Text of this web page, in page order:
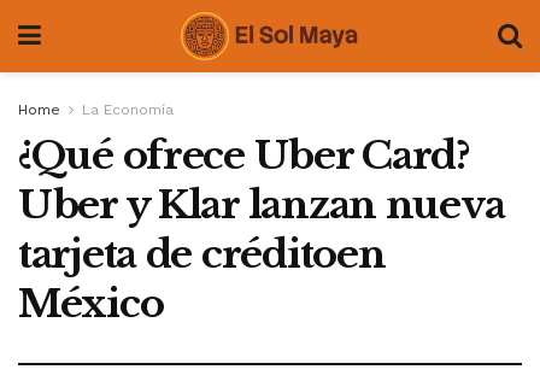
Home La Economía
¿Qué ofrece Uber Card?
Uber y Klar lanzan nueva
tarjeta de créditoen
México